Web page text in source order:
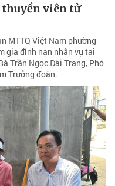
viên tử
MTTQ Việt Nam phường
gia đình nạn nhân vụ tai
Trần Ngọc Đài Trang, Phó
Trưởng đoàn.